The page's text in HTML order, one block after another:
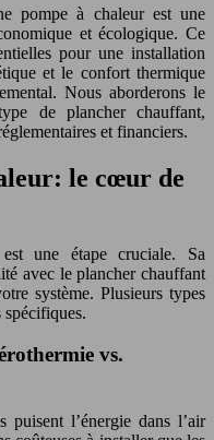
pompe à chaleur est une
et écologique. Ce
pour une installation
et le confort thermique
Nous aborderons le
de plancher chauffant,
et financiers.
le cœur de
une étape cruciale. Sa
avec le plancher chauffant
système. Plusieurs types
spécifiques.
vs.
puisent l’énergie dans l’air